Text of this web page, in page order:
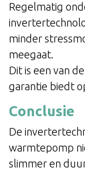
Regelmatig
minder
meegaat.
Dit is een van
garantie biedt
Conclusie
De
warmtepomp
slimmer en